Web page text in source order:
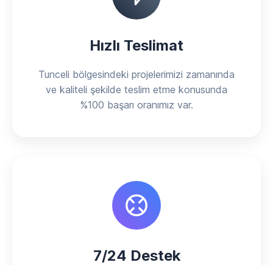
Hızlı Teslimat
Tunceli bölgesindeki projelerimizi zamanında
ve kaliteli şekilde teslim etme konusunda
%100 başarı oranımız var.
7/24 Destek